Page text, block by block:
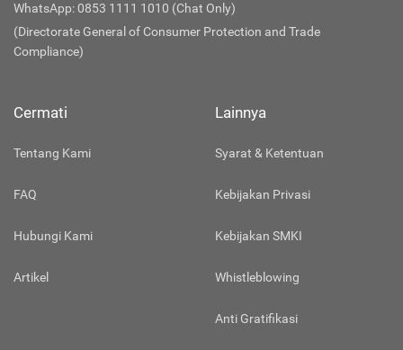
WhatsApp: 0853 1111 1010 (Chat Only)
(Directorate General of Consumer Protection and Trade
Compliance)
Cermati
Tentang Kami
FAQ
Hubungi Kami
Artikel
Lainnya
Syarat & Ketentuan
Kebijakan Privasi
Kebijakan SMKI
Whistleblowing
Anti Gratifikasi